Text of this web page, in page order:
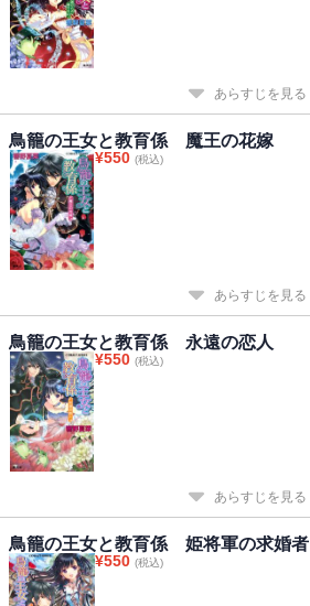
あらすじを見る
鳥籠の王女と教育係 魔王の花嫁
¥550 (税込)
あらすじを見る
鳥籠の王女と教育係 永遠の恋人
¥550 (税込)
あらすじを見る
鳥籠の王女と教育係 姫将軍の求婚者
¥550 (税込)